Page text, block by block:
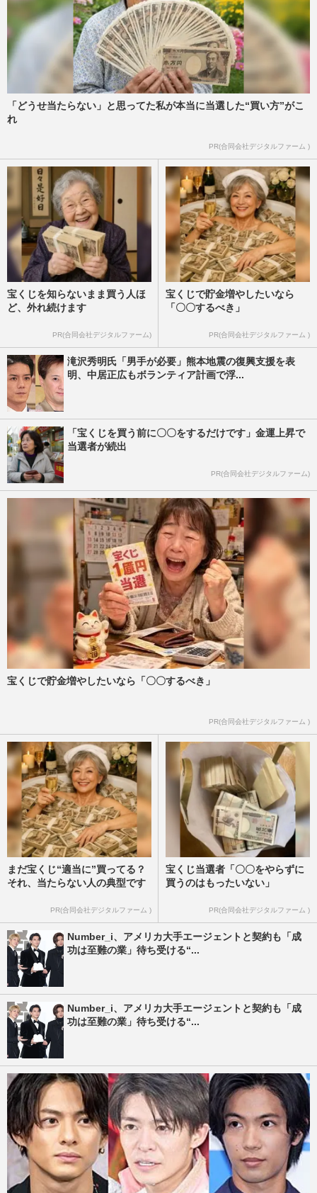
「どうせ当たらない」と思ってた私が本当に当選した“買い方”がこ
れ
PR(合同会社デジタルファーム )
宝くじを知らないまま買う人ほ
ど、外れ続けます
PR(合同会社デジタルファーム)
宝くじで貯金増やしたいなら
「〇〇するべき」
PR(合同会社デジタルファーム )
滝沢秀明氏「男手が必要」熊本地震の復興支援を表
明、中居正広もボランティア計画で浮...
「宝くじを買う前に〇〇をするだけです」金運上昇で
当選者が続出
PR(合同会社デジタルファーム)
宝くじで貯金増やしたいなら「〇〇するべき」
PR(合同会社デジタルファーム )
まだ宝くじ“適当に”買ってる？
それ、当たらない人の典型です
PR(合同会社デジタルファーム )
宝くじ当選者「〇〇をやらずに
買うのはもったいない」
PR(合同会社デジタルファーム )
Number_i、アメリカ大手エージェントと契約も「成
功は至難の業」待ち受ける“...
Number_i、アメリカ大手エージェントと契約も「成
功は至難の業」待ち受ける“...